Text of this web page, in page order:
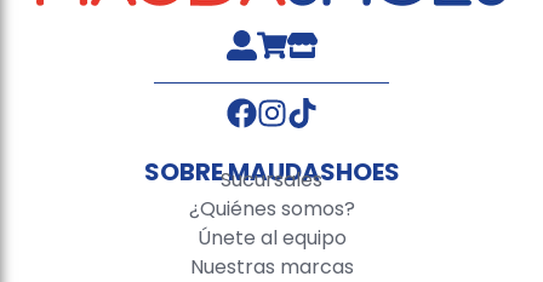
SOBRE MAUDASHOES
Sucursales
¿Quiénes somos?
Únete al equipo
Nuestras marcas